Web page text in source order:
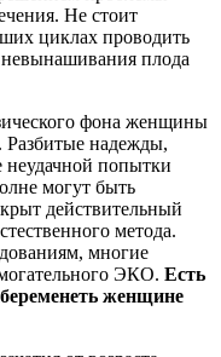
Не стоит
циклах проводить
плода
фона женщины
надежды,
попытки
могут быть
действительный
метода.
многие
ЭКО. Есть
женщине